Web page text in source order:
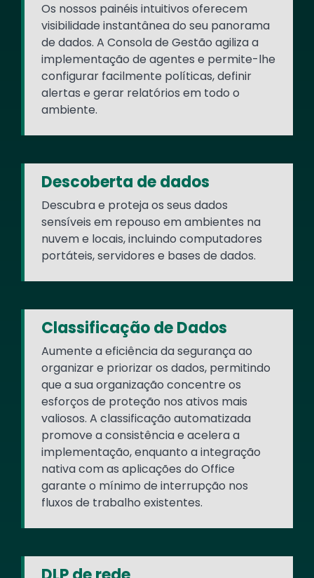
Os nossos painéis intuitivos oferecem
visibilidade instantânea do seu panorama
de dados. A Consola de Gestão agiliza a
implementação de agentes e permite-lhe
configurar facilmente políticas, definir
alertas e gerar relatórios em todo o
ambiente.
Descoberta de dados
Descubra e proteja os seus dados
sensíveis em repouso em ambientes na
nuvem e locais, incluindo computadores
portáteis, servidores e bases de dados.
Classificação de Dados
Aumente a eficiência da segurança ao
organizar e priorizar os dados, permitindo
que a sua organização concentre os
esforços de proteção nos ativos mais
valiosos. A classificação automatizada
promove a consistência e acelera a
implementação, enquanto a integração
nativa com as aplicações do Office
garante o mínimo de interrupção nos
fluxos de trabalho existentes.